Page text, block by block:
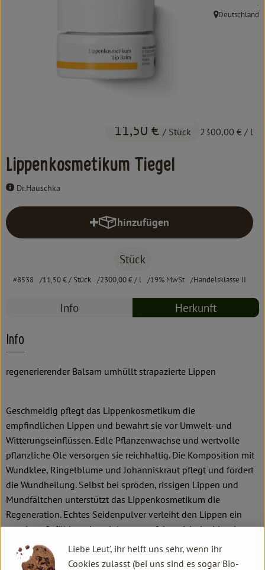
Süß & Pikant
Erleben
Lippenkosmetikum Tiegel
Dr.Hauschka
11,50 € / Stück 2300,00 € / l
.
, Herkunft:
Deutschland
hinzufügen
Produkt zum Warenkorb
Stück
#8538 11,50 €/ Stück 2300,00 €/ l 19% MwSt Handelsklasse II
Info Herkunft
Info
regenerierender Balsam umhüllt strapazierte Lippen
Geschmeidig pflegt das Lippenkosmetikum die
empfindlichen Lippen und bewahrt sie vor Umwelt- und
Witterungseinflüssen. Edle Pflanzenwachse und wertvolle
pflanzliche Öle versorgen sie reichhaltig. Die Komposition mit
Wundklee, Ringelblume und Johanniskraut pflegt und fördert
die Wundheilung. Selbst bei spröden, rissigen Lippen und
Mundfältchen unterstützt das Lippenkosmetikum die
Regeneration. Echtes Seidenpulver verleiht den Lippen ein
samtiges Gefühl, und noch lange entfaltet sich der blumig-
warme Duft des Balsams. Schöne, zarte Lippen sind der Dank
für diese intensive Pflege.
Liebe Leut', ihr helft uns sehr, wenn ihr
Cookies zulasst (bei uns sind es sogar Bio-